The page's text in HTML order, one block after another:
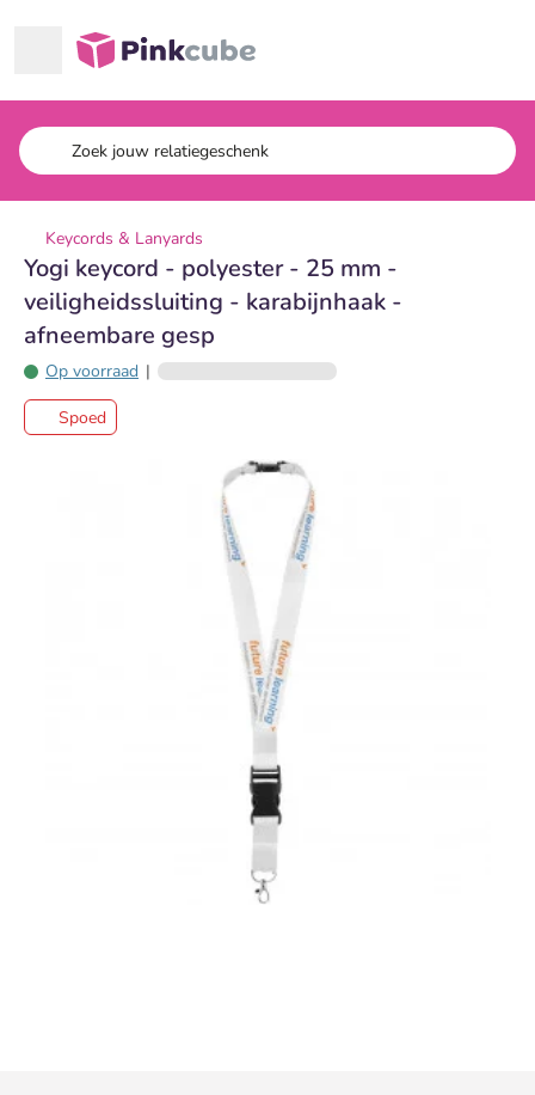
Pinkcube
Keycords & Lanyards
Yogi keycord - polyester - 25 mm -
veiligheidssluiting - karabijnhaak -
afneembare gesp
Op voorraad |
Spoed